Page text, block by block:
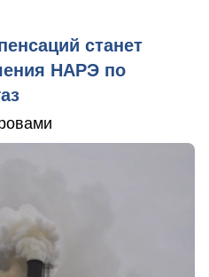
станет
НАРЭ по